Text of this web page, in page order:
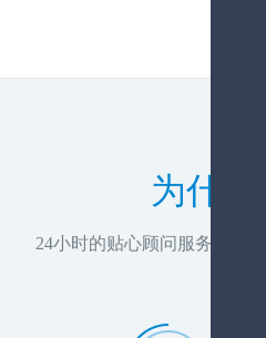
为什
24小时的贴心顾问服务，推